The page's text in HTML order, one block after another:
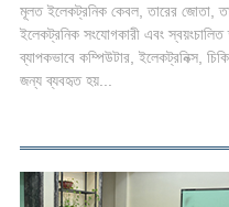
মূলত ইলেকট্রনিক কেবল, তারের জোতা,
ইলেকট্রনিক সংযোগকারী এবং
ব্যাপকভাবে কম্পিউটার, ইলেকট্রনিক্স,
জন্য ব্যবহৃত হয়...